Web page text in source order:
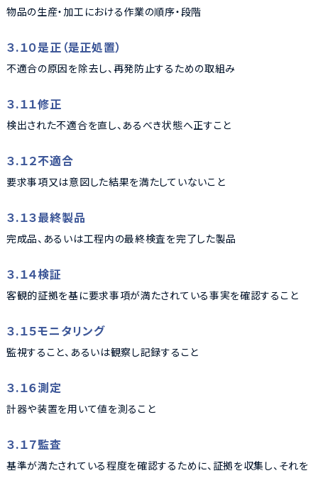
物品の生産・加工における作業の順序・段階
３.１０是正（是正処置）
不適合の原因を除去し、再発防止するための取組み
３.１１修正
検出された不適合を直し、あるべき状態へ正すこと
３.１２不適合
要求事項又は意図した結果を満たしていないこと
３.１３最終製品
完成品、あるいは工程内の最終検査を完了した製品
３.１４検証
客観的証拠を基に要求事項が満たされている事実を確認すること
３.１５モニタリング
監視すること、あるいは観察し記録すること
３.１６測定
計器や装置を用いて値を測ること
３.１７監査
基準が満たされている程度を確認するために、証拠を収集し、それを